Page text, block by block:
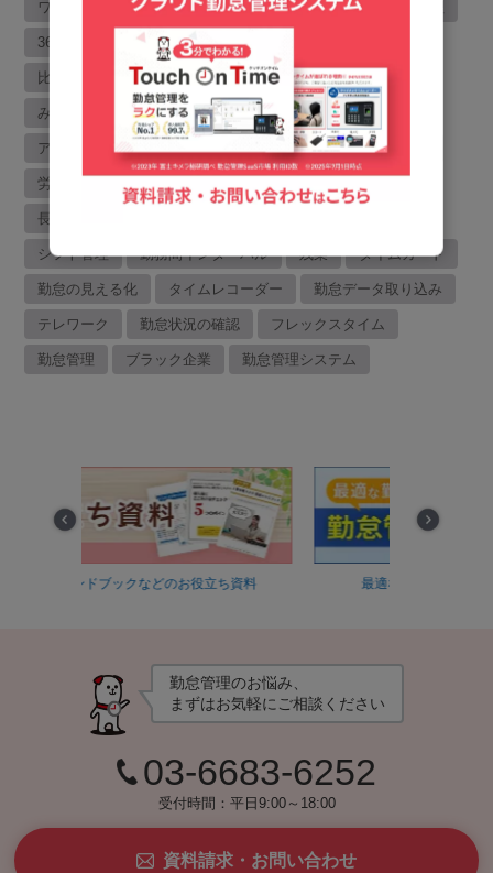
ワークライフバランス 変形労働 予実管理
36協定 健康経営 有給管理
比較 MFクラウド 労働基準法 管理者向け機能
みなし労働時間制 労働基準監督署 給与ソフト
アラート機能 労働生産性 超過アラート クラウド
労務リスク 選び方 コスト削減 労務管理
長時間残業
シフト管理 勤務間インターバル 残業 タイムカード
勤怠の見える化 タイムレコーダー 勤怠データ取り込み
テレワーク 勤怠状況の確認 フレックスタイム
勤怠管理 ブラック企業 勤怠管理システム
お役立ち資料 最適な勤怠管理方法を30秒で診断！
勤怠管理のお悩み、
まずはお気軽にご相談ください
03-6683-6252
受付時間：平日9:00～18:00
資料請求・お問い合わせ